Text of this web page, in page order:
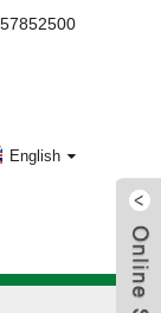
English